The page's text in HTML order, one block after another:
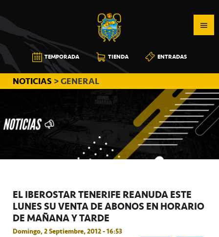
a
la
navegación
principal
al
contenido
principal
a
la
barra
lateral
principal
CB
CANARIAS
TEMPORADA TIENDA ENTRADAS
NOTICIAS > GENERAL
EL IBEROSTAR TENERIFE REANUDA ESTE
LUNES SU VENTA DE ABONOS EN HORARIO
DE MAÑANA Y TARDE
Domingo, 2 Septiembre, 2012 - 16:53